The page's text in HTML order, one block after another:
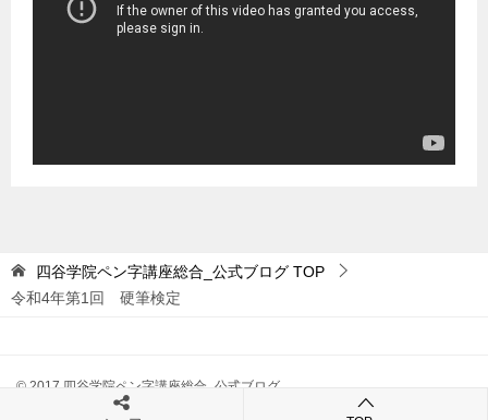
四谷学院ペン字講座総合_公式ブログ TOP
令和4年第1回 硬筆検定
© 2017 四谷学院ペン字講座総合_公式ブログ